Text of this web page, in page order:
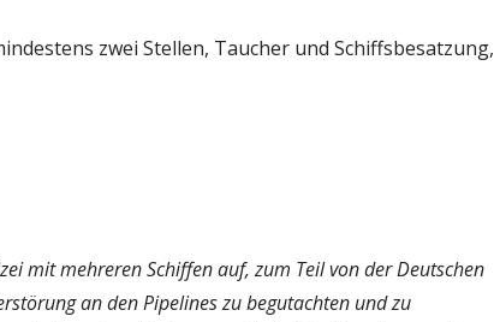
zwei Stellen, Taucher und Schiffsbesatzung,
mit mehreren Schiffen auf, zum Teil von der Deutschen
an den Pipelines zu begutachten und zu